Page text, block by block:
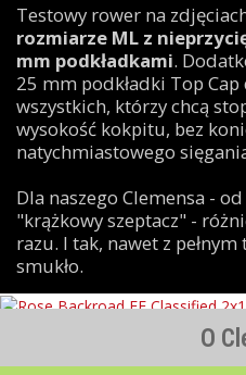
Testowy rower na
rozmiarze ML z
mm podkładkami.
25 mm podkładki Top
wszystkich, którzy chcą
wysokość kokpitu, bez
natychmiastowego
Dla naszego Clemensa -
"krążkowy szeptacz" -
razu. I tak, nawet z
smukło.
O